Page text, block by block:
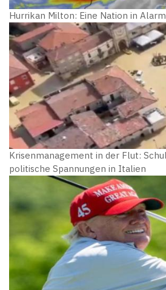
Hurrikan Milton: Eine Nation in
Krisenmanagement in der Flut:
politische Spannungen in Italien